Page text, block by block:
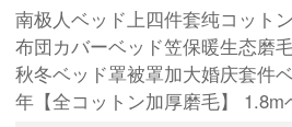
南极人ベッド上四件套纯コット
布団カバーベッド笠保暖生态磨
秋冬ベッド罩被罩加大婚庆套件
年【全コットン加厚磨毛】 1.8m